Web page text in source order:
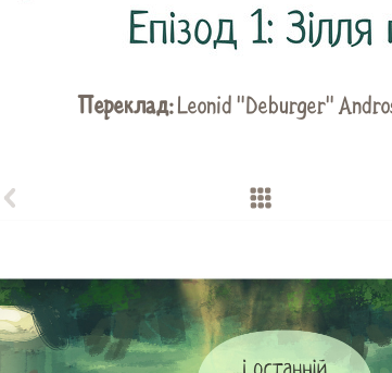
Переклад:Leonid "Deburger"